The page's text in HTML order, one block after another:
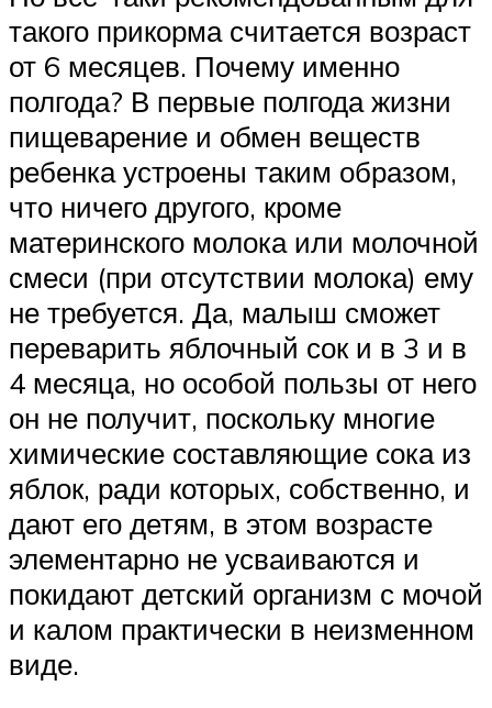
такого прикорма считается возраст
от 6 месяцев. Почему именно
полгода? В первые полгода жизни
пищеварение и обмен веществ
ребенка устроены таким образом,
что ничего другого, кроме
материнского молока или молочной
смеси (при отсутствии молока) ему
не требуется. Да, малыш сможет
переварить яблочный сок и в 3 и в
4 месяца, но особой пользы от него
он не получит, поскольку многие
химические составляющие сока из
яблок, ради которых, собственно, и
дают его детям, в этом возрасте
элементарно не усваиваются и
покидают детский организм с мочой
и калом практически в неизменном
виде.